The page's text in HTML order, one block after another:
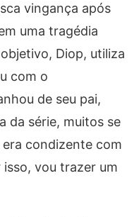
vingança após
uma tragédia
Diop, utiliza
com o
de seu pai,
da série, muitos se
condizente com
isso, vou trazer um